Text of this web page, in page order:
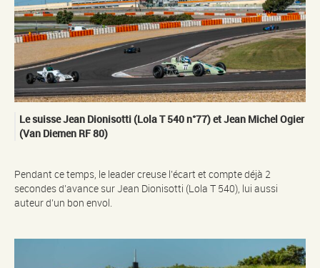
Le suisse Jean Dionisotti (Lola T 540 n°77) et Jean Michel Ogier
(Van Diemen RF 80)
Pendant ce temps, le leader creuse l’écart et compte déjà 2
secondes d’avance sur Jean Dionisotti (Lola T 540), lui aussi
auteur d’un bon envol.